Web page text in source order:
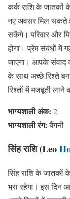
कर्क राशि के
नए अवसर मिल सकते
सकेंगे। परिवार और
होगा। प्रेम संबंधों में
जाएगा। आपके संवाद
के साथ अच्छे रिश्ते
रिश्तों में मजबूती लाने
भाग्यशाली अंक: 2
भाग्यशाली रंग:बैंगनी
सिंह राशि (Leo
सिंह राशि के जातकों
भरा रहेगा। इस दिन